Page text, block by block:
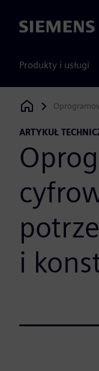
Siemens
Produkty i usługi
Siemens Digital
ARTYKUŁ
i